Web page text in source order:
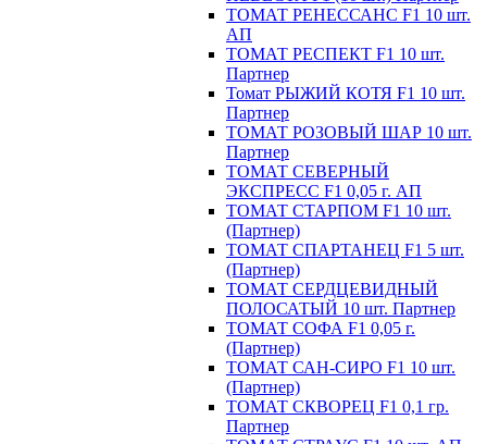
ТОМАТ РЕНЕССАНС F1 10 шт.
АП
ТОМАТ РЕСПЕКТ F1 10 шт.
Партнер
Томат РЫЖИЙ КОТЯ F1 10 шт.
Партнер
ТОМАТ РОЗОВЫЙ ШАР 10 шт.
Партнер
ТОМАТ СЕВЕРНЫЙ
ЭКСПРЕСС F1 0,05 г. АП
ТОМАТ СТАРПОМ F1 10 шт.
(Партнер)
ТОМАТ СПАРТАНЕЦ F1 5 шт.
(Партнер)
ТОМАТ СЕРДЦЕВИДНЫЙ
ПОЛОСАТЫЙ 10 шт. Партнер
ТОМАТ СОФА F1 0,05 г.
(Партнер)
ТОМАТ САН-СИРО F1 10 шт.
(Партнер)
ТОМАТ СКВОРЕЦ F1 0,1 гр.
Партнер